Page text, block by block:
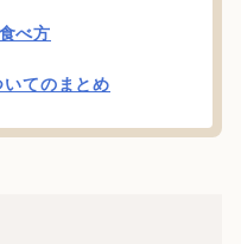
べ方
てのまとめ